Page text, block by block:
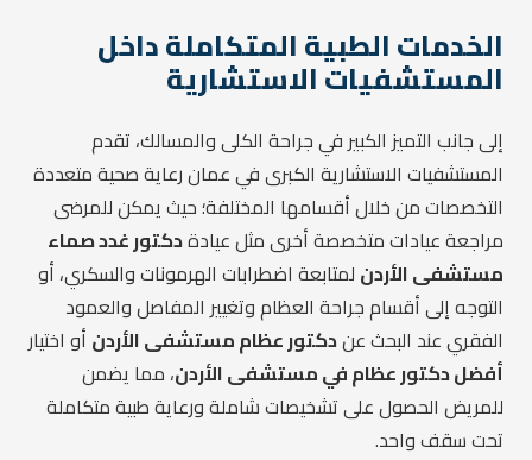
الخدمات الطبية المتكاملة داخل
المستشفيات الاستشارية
إلى جانب التميز الكبير في جراحة الكلى والمسالك، تقدم
المستشفيات الاستشارية الكبرى في عمان رعاية صحية متعددة
التخصصات من خلال أقسامها المختلفة؛ حيث يمكن للمرضى
مراجعة عيادات متخصصة أخرى مثل عيادةدكتور غدد صماء
مستشفى الأردن لمتابعة اضطرابات الهرمونات والسكري، أو
التوجه إلى أقسام جراحة العظام وتغيير المفاصل والعمود
الفقري عند البحث عندكتور عظام مستشفى الأردن أو اختيار
أفضل دكتور عظام في مستشفى الأردن، مما يضمن
للمريض الحصول على تشخيصات شاملة ورعاية طبية متكاملة
تحت سقف واحد.